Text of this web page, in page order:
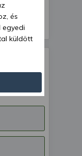
a
és
egyedi
küldött
és
mi és a